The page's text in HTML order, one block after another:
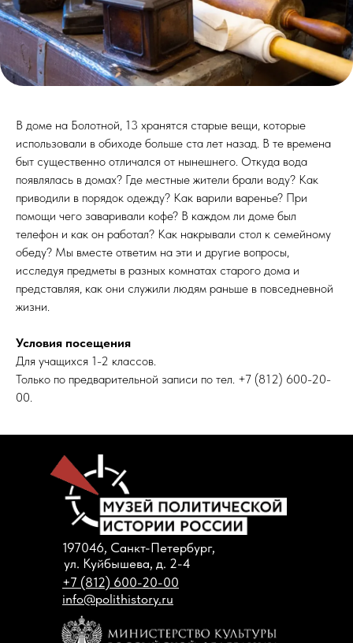
В доме на Болотной, 13 хранятся старые вещи, которые
использовали в обиходе больше ста лет назад. В те времена
быт существенно отличался от нынешнего. Откуда вода
появлялась в домах? Где местные жители брали воду? Как
приводили в порядок одежду? Как варили варенье? При
помощи чего заваривали кофе? В каждом ли доме был
телефон и как он работал? Как накрывали стол к семейному
обеду? Мы вместе ответим на эти и другие вопросы,
исследуя предметы в разных комнатах старого дома и
представляя, как они служили людям раньше в повседневной
жизни.
Условия посещения
Для учащихся 1-2 классов.
Только по предварительной записи по тел. +7 (812) 600-20-
00.
+7 (812) 600-20-00
ул. Куйбышева, д. 2-4
197046, Санкт-Петербург,
info@polithistory.ru